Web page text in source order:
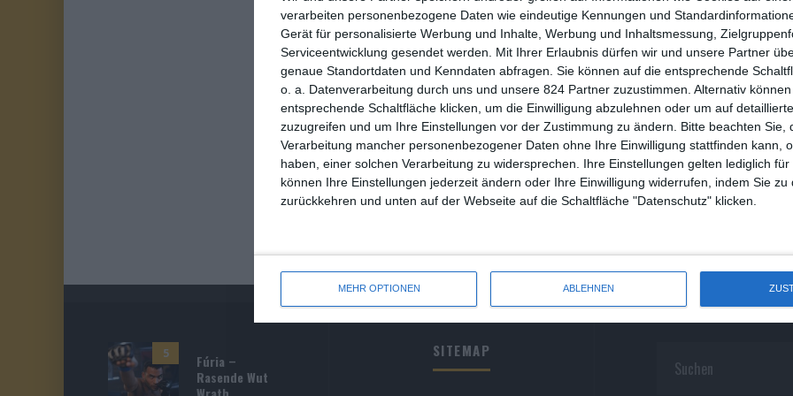
verarbeiten personenbezogene Daten wie eindeutige Kennungen und
Gerät für personalisierte Werbung und Inhalte, Werbung und Inhaltsmessung,
Serviceentwicklung gesendet werden.
Mit Ihrer Erlaubnis dürfen wir und unsere Partner
genaue Standortdaten und Kenndaten abfragen. Sie können auf die entsprechende
o. a. Datenverarbeitung durch uns und unsere 824 Partner zuzustimmen. Alternativ
entsprechende Schaltfläche klicken, um die Einwilligung abzulehnen oder um auf
zuzugreifen und um Ihre Einstellungen vor der Zustimmung zu ändern.
Bitte beachten Sie,
Verarbeitung mancher personenbezogener Daten ohne Ihre Einwilligung stattfinden kann,
haben, einer solchen Verarbeitung zu widersprechen. Ihre Einstellungen gelten lediglich
können Ihre Einstellungen jederzeit ändern oder Ihre Einwilligung widerrufen, indem Sie zu
zurückkehren und unten auf der Webseite auf die Schaltfläche "Datenschutz" klicken.
MEHR OPTIONEN ABLEHNEN
5
Fúria –
Rasende Wut
SITEMAP